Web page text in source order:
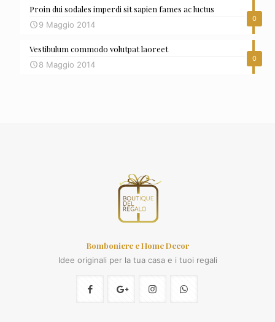
0
Proin dui sodales imperdi sit sapien fames ac luctus
9 Maggio 2014
0
Vestibulum commodo volutpat laoreet
8 Maggio 2014
Bomboniere e Home Decor
Idee originali per la tua casa e i tuoi regali